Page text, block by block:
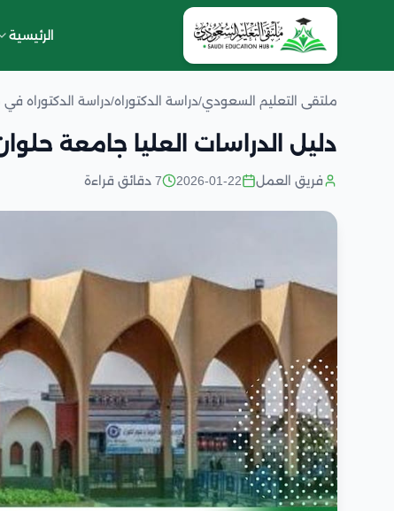
الرئيسية
ملتقى التعليم السعودي/دراسة الدكتوراه/دراسة الدكتوراه
دليل الدراسات العليا جامعة
فريق العمل 2026-01-22 7 دقائق قراءة